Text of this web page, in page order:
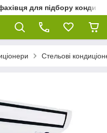
для підбору
Стельові